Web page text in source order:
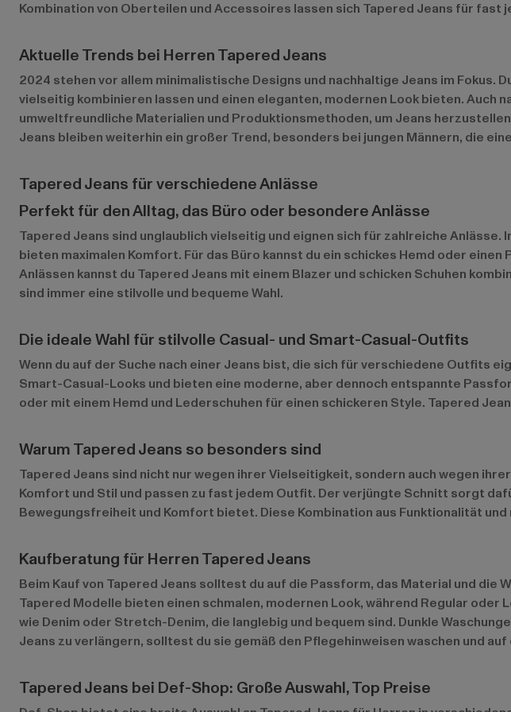
Kombination von Oberteilen und Accessoires lassen sich Tapered Jeans für fast
Aktuelle Trends bei Herren Tapered Jeans
2024 stehen vor allem minimalistische Designs und nachhaltige Jeans im
vielseitig kombinieren lassen und einen eleganten, modernen Look bieten.
umweltfreundliche Materialien und Produktionsmethoden, um Jeans
Jeans bleiben weiterhin ein großer Trend, besonders bei jungen Männern, die
Tapered Jeans für verschiedene Anlässe
Perfekt für den Alltag, das Büro oder besondere Anlässe
Tapered Jeans sind unglaublich vielseitig und eignen sich für zahlreiche
bieten maximalen Komfort. Für das Büro kannst du ein schickes Hemd oder
Anlässen kannst du Tapered Jeans mit einem Blazer und schicken Schuhen
sind immer eine stilvolle und bequeme Wahl.
Die ideale Wahl für stilvolle Casual- und Smart-Casual-Outfits
Wenn du auf der Suche nach einer Jeans bist, die sich für verschiedene Outfits
Smart-Casual-Looks und bieten eine moderne, aber dennoch entspannte
oder mit einem Hemd und Lederschuhen für einen schickeren Style. Tapered
Warum Tapered Jeans so besonders sind
Tapered Jeans sind nicht nur wegen ihrer Vielseitigkeit, sondern auch wegen
Komfort und Stil und passen zu fast jedem Outfit. Der verjüngte Schnitt sorgt
Bewegungsfreiheit und Komfort bietet. Diese Kombination aus Funktionalität
Kaufberatung für Herren Tapered Jeans
Beim Kauf von Tapered Jeans solltest du auf die Passform, das Material und die
Tapered Modelle bieten einen schmalen, modernen Look, während Regular
wie Denim oder Stretch-Denim, die langlebig und bequem sind. Dunkle
Jeans zu verlängern, solltest du sie gemäß den Pflegehinweisen waschen und
Tapered Jeans bei Def-Shop: Große Auswahl, Top Preise